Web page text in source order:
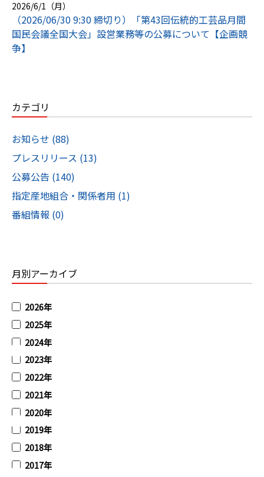
2026/6/1（月）
（2026/06/30 9:30 締切り）「第43回伝統的工芸品月間
国民会議全国大会」設営業務等の公募について【企画競
争】
カテゴリ
お知らせ (88)
プレスリリース (13)
公募公告 (140)
指定産地組合・関係者用 (1)
番組情報 (0)
月別アーカイブ
2026年
2025年
2024年
2023年
2022年
2021年
2020年
2019年
2018年
2017年